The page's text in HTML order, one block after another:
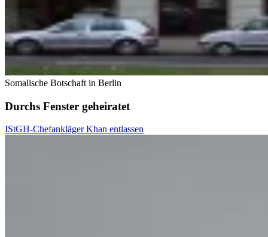
Somalische Botschaft in Berlin
Durchs Fenster geheiratet
IStGH-Chefankläger Khan entlassen